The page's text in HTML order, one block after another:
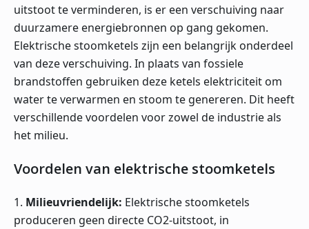
uitstoot te verminderen, is er een verschuiving naar
duurzamere energiebronnen op gang gekomen.
Elektrische stoomketels zijn een belangrijk onderdeel
van deze verschuiving. In plaats van fossiele
brandstoffen gebruiken deze ketels elektriciteit om
water te verwarmen en stoom te genereren. Dit heeft
verschillende voordelen voor zowel de industrie als
het milieu.
Voordelen van elektrische stoomketels
1. Milieuvriendelijk: Elektrische stoomketels
produceren geen directe CO2-uitstoot, in